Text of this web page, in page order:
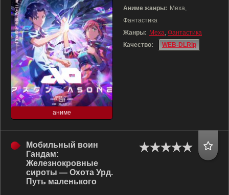
аниме
Аниме жанры: Меха,
Фантастика
Жанры: Меха, Фантастика
Качество:
WEB-DLRip
Мобильный воин
Гандам:
Железнокровные
сироты — Охота Урд.
Путь маленького